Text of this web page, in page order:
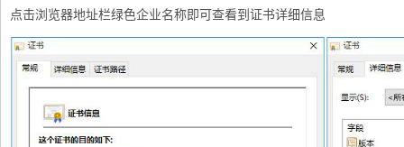
点击浏览器地址栏绿色企业名称即可查看到证书详细信息